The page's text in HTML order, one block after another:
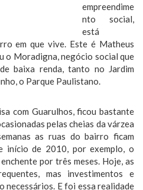
empreendime
nto social,
está
em que vive. Este é Matheus
o Moradigna, negócio social que
baixa renda, tanto no Jardim
o Parque Paulistano.
com Guarulhos, ficou bastante
pelas cheias da várzea
as ruas do bairro ficam
início de 2010, por exemplo, o
por três meses. Hoje, as
mas investimentos e
necessários. E foi essa realidade